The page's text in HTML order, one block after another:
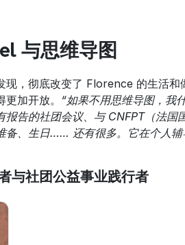
与思维导图
现，彻底改变了 Florence 的生活
加开放。 “如果不用思维导图，我
告的社团会议、与 CNFPT（法国
备、生日…… 还有很多。它在个人
与社团公益事业践行者